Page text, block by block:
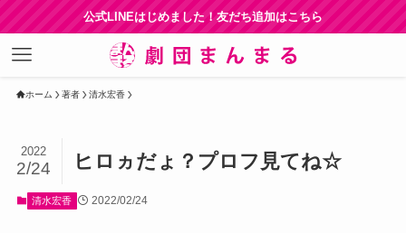
公式LINEはじめました！友だち追加はこちら
ホーム 著者 清水宏香
ヒロヵだょ？プロフ見てね☆
2022
2/24
清水宏香 2022/02/24